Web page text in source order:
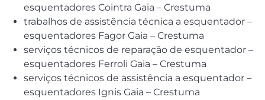
esquentadores Cointra Gaia – Crestuma
trabalhos de assistência técnica a esquentador –
esquentadores Fagor Gaia – Crestuma
serviços técnicos de reparação de esquentador –
esquentadores Ferroli Gaia – Crestuma
serviços técnicos de assistência a esquentador –
esquentadores Ignis Gaia – Crestuma